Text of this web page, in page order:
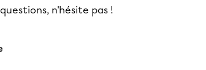
n'hésite pas !